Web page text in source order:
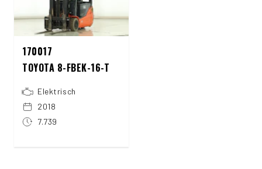
170017
TOYOTA 8-FBEK-16-T
Elektrisch
2018
7.739